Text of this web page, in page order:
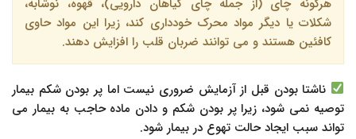
هرگونه چای (از جمله چای گیاهان دارویی)، قهوه، نوشابه،
شکلات یا دیگر مواد محرک خودداری کند، زیرا این مواد حاوی
کافئین هستند و می توانند ضربان قلب را افزایش دهند.
ناشتا بودن قبل از آزمایش ضروری نیست اما پر بودن شکم بیمار
توصیه نمی شود، زیرا پر بودن شکم و دادن ماده حاجب به بیمار می
تواند سبب ایجاد حالت تهوع در بیمار شود.